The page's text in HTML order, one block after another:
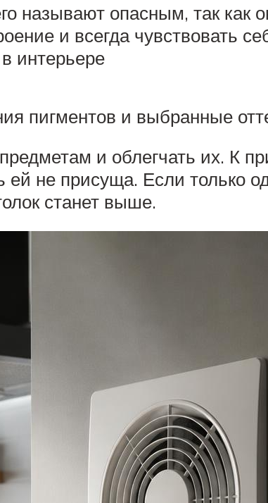
называют опасным, так как
и всегда чувствовать
интерьере
пигментов и выбранные
и облегчать их. К
не присуща. Если только
станет выше.